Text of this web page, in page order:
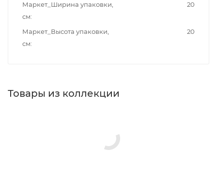
Маркет_Ширина упаковки,
см
20
Маркет_Высота упаковки,
см
20
Товары из коллекции